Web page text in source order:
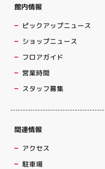
館内情報
ピックアップニュース
ショップニュース
フロアガイド
営業時間
スタッフ募集
関連情報
アクセス
駐車場